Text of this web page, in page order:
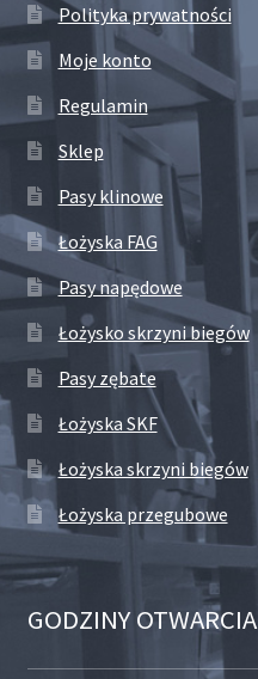
Polityka prywatności
Moje konto
Regulamin
Sklep
Pasy klinowe
Łożyska FAG
Pasy napędowe
Łożysko skrzyni biegów
Pasy zębate
Łożyska SKF
Łożyska skrzyni biegów
Łożyska przegubowe
GODZINY OTWARCIA